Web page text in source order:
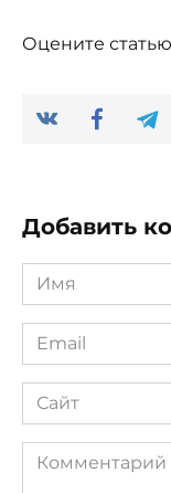
Оцените статью
Добавить
Имя
*
Email
*
Сайт
Комментарий